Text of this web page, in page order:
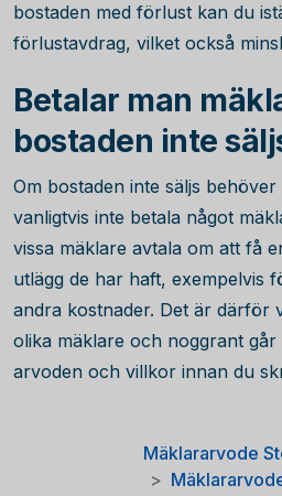
bostaden med förlust kan du
förlustavdrag, vilket också
Betalar man
bostaden inte
Om bostaden inte säljs
vanligtvis inte betala något
vissa mäklare avtala om att få
utlägg de har haft, exempelvis
andra kostnader. Det är därför
olika mäklare och noggrant går
arvoden och villkor innan du
Mäklararvode